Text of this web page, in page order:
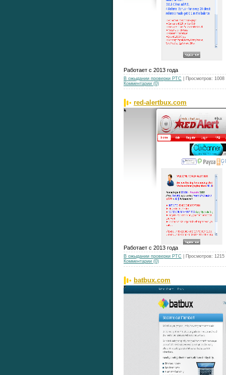
Работает с 2013 года
В ожыдании проверки РТС | Просмотров:
Комментарии (0)
red-alertbux.com
Работает с 2013 года
В ожыдании проверки РТС | Просмотров:
Комментарии (0)
batbux.com